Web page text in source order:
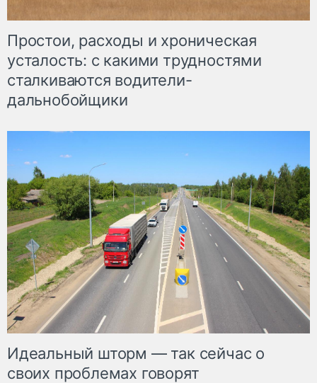
Простои, расходы и хроническая
усталость: с какими трудностями
сталкиваются водители-
дальнобойщики
Идеальный шторм — так сейчас о
своих проблемах говорят